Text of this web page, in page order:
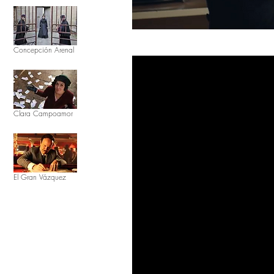
Concepción Arenal
Clara Campoamor
El Gran Vázquez